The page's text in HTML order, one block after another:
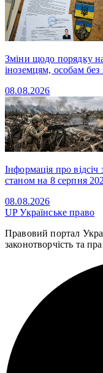
Зміни щодо порядку
іноземцям, особам без
08.08.2026
Інформація про відсіч
станом на 8 серпня
08.08.2026
UPУкраїнське право
Правовий портал
законотворчість та